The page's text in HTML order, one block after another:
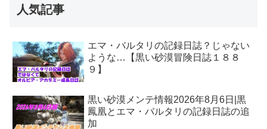
人気記事
エマ・バルタリの記録日誌？じゃない
ような…【黒い砂漠冒険日誌１８８
９】
黒い砂漠メンテ情報2026年8月6日|黒
鳳凰とエマ・バルタリの記録日誌の追
加